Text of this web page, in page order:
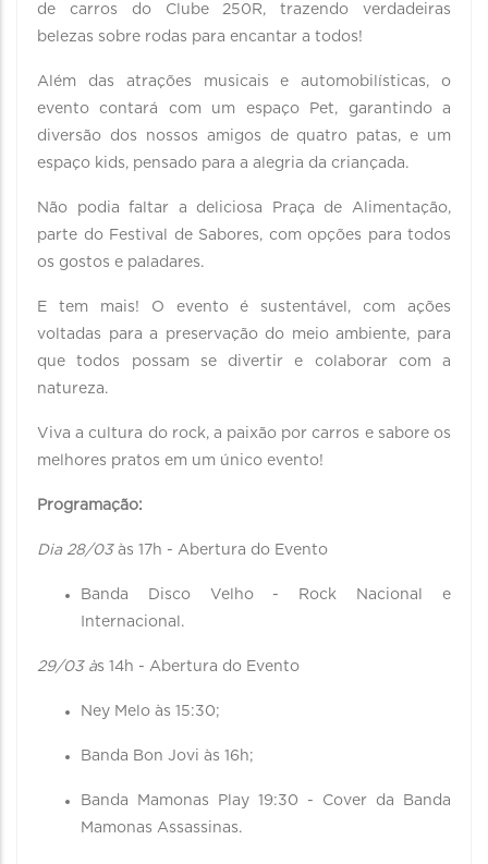
de carros do Clube 250R, trazendo verdadeiras
belezas sobre rodas para encantar a todos!
Além das atrações musicais e automobilísticas, o
evento contará com um espaço Pet, garantindo a
diversão dos nossos amigos de quatro patas, e um
espaço kids, pensado para a alegria da criançada.
Não podia faltar a deliciosa Praça de Alimentação,
parte do Festival de Sabores, com opções para todos
os gostos e paladares.
E tem mais! O evento é sustentável, com ações
voltadas para a preservação do meio ambiente, para
que todos possam se divertir e colaborar com a
natureza.
Viva a cultura do rock, a paixão por carros e sabore os
melhores pratos em um único evento!
Programação:
Dia 28/03às 17h - Abertura do Evento
Banda Disco Velho - Rock Nacional e
Internacional.
29/03 às 14h - Abertura do Evento
Ney Melo às 15:30;
Banda Bon Jovi às 16h;
Banda Mamonas Play 19:30 - Cover da Banda
Mamonas Assassinas.